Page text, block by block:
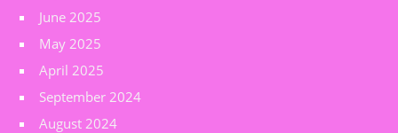
June 2025
May 2025
April 2025
September 2024
August 2024